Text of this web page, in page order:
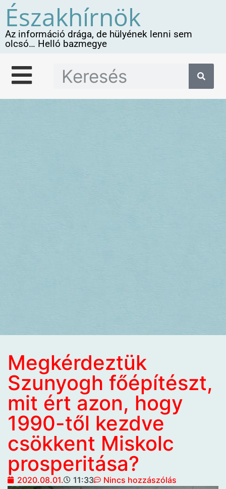
Északhírnök
Az információ drága, de hülyének lenni sem
olcsó… Helló bazmegye
Megkérdeztük
Szunyogh főépítészt,
mit ért azon, hogy
1990-től kezdve
csökkent Miskolc
prosperitása?
2020.08.01. 11:33 Nincs hozzászólás